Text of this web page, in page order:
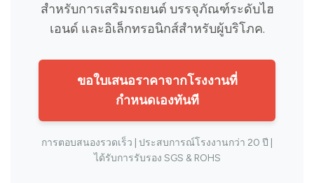
สำหรับการเสริมรถยนต์ บรรจุภัณฑ์ระดับไฮ
เอนด์ และอิเล็กทรอนิกส์สำหรับผู้บริโภค.
ขอใบเสนอราคาจากโรงงานที่
กำหนดเองทันที
การตอบสนองรวดเร็ว | ประสบการณ์โรงงานกว่า 20 ปี |
ได้รับการรับรอง SGS & ROHS